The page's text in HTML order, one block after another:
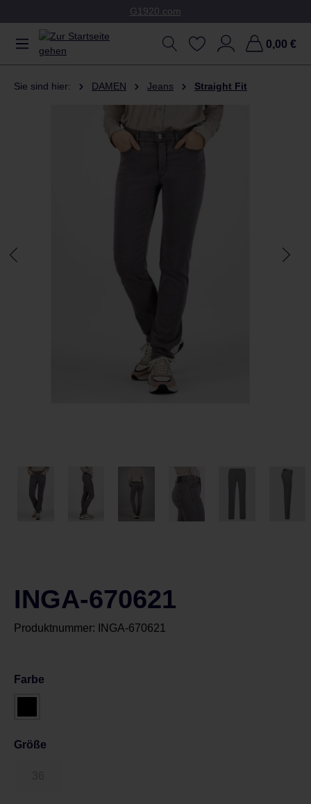
G1920.com
0,00 €
Sie sind hier: DAMEN Jeans Straight Fit
INGA-670621
Produktnummer: INGA-670621
Farbe
Größe